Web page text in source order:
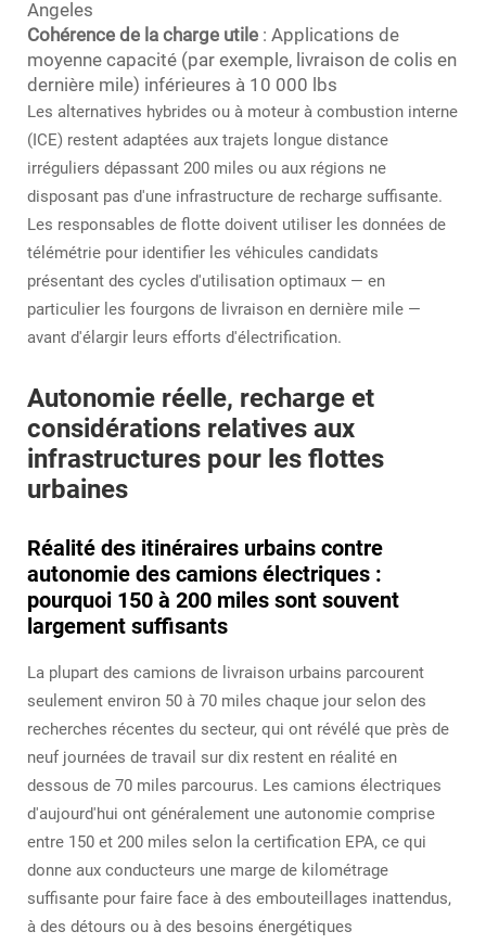
Angeles
Cohérence de la charge utile : Applications de
moyenne capacité (par exemple, livraison de colis en
dernière mile) inférieures à 10 000 lbs
Les alternatives hybrides ou à moteur à combustion interne
(ICE) restent adaptées aux trajets longue distance
irréguliers dépassant 200 miles ou aux régions ne
disposant pas d'une infrastructure de recharge suffisante.
Les responsables de flotte doivent utiliser les données de
télémétrie pour identifier les véhicules candidats
présentant des cycles d'utilisation optimaux — en
particulier les fourgons de livraison en dernière mile —
avant d'élargir leurs efforts d'électrification.
Autonomie réelle, recharge et
considérations relatives aux
infrastructures pour les flottes
urbaines
Réalité des itinéraires urbains contre
autonomie des camions électriques :
pourquoi 150 à 200 miles sont souvent
largement suffisants
La plupart des camions de livraison urbains parcourent
seulement environ 50 à 70 miles chaque jour selon des
recherches récentes du secteur, qui ont révélé que près de
neuf journées de travail sur dix restent en réalité en
dessous de 70 miles parcourus. Les camions électriques
d'aujourd'hui ont généralement une autonomie comprise
entre 150 et 200 miles selon la certification EPA, ce qui
donne aux conducteurs une marge de kilométrage
suffisante pour faire face à des embouteillages inattendus,
à des détours ou à des besoins énergétiques